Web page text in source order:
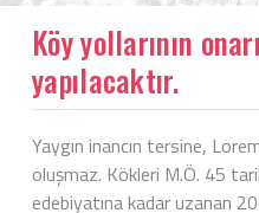
Köy yollarının
yapılacaktır.
Yaygın inancın tersine,
oluşmaz. Kökleri M.Ö. 45
edebiyatına kadar uzanan